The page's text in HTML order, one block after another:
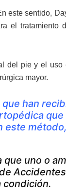
este sentido,
el tratamiento
del pie y el uso
mayor.
han
que
este
uno o
condición.